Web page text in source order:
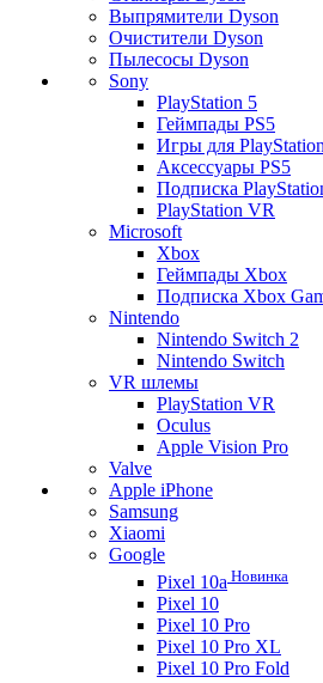
Выпрямители Dyson
Очистители Dyson
Пылесосы Dyson
Sony
PlayStation 5
Геймпады PS5
Игры для
Аксессуары PS5
Подписка
PlayStation VR
Microsoft
Xbox
Геймпады Xbox
Подписка Xbox
Nintendo
Nintendo Switch 2
Nintendo Switch
VR шлемы
PlayStation VR
Oculus
Apple Vision Pro
Valve
Apple iPhone
Samsung
Xiaomi
Google
Pixel 10a Новинка
Pixel 10
Pixel 10 Pro
Pixel 10 Pro XL
Pixel 10 Pro Fold